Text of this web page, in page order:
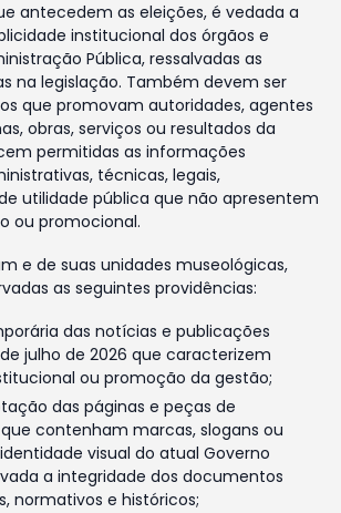
antecedem as eleições, é vedada a
institucional dos órgãos e
Pública, ressalvadas as
na legislação. Também devem ser
que promovam autoridades, agentes
obras, serviços ou resultados da
permitidas as informações
técnicas, legais,
utilidade pública que não apresentem
ou promocional.
e de suas unidades museológicas,
as seguintes providências:
das notícias e publicações
julho de 2026 que caracterizem
ou promoção da gestão;
das páginas e peças de
contenham marcas, slogans ou
visual do atual Governo
a integridade dos documentos
normativos e históricos;